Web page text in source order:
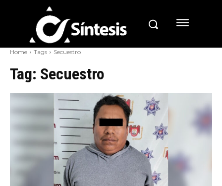
Home Tags Secuestro
Tag: Secuestro